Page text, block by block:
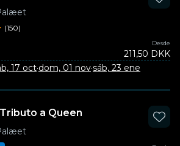
(150)
Desde
211,50 DKK
17 oct·dom, 01 nov·sáb, 23 ene
a Queen